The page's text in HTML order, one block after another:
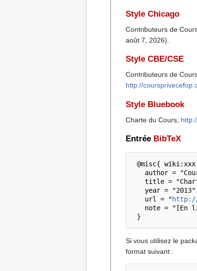
Style Chicago
Contributeurs de
août 7, 2026).
Style CBE/CSE
Contributeurs de
http://
Style Bluebook
Charte du Cours,
Entrée BibTeX
   url = "
http://
Si vous utilisez le
format suivant :